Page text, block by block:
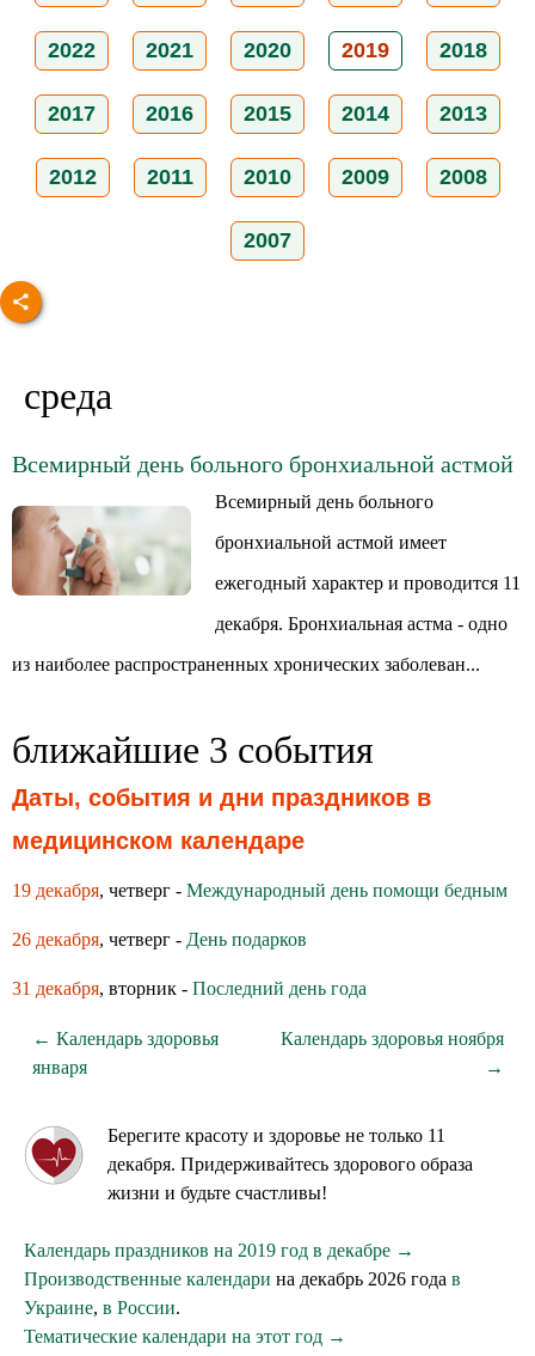
2022 2021 2020 2019 2018
2017 2016 2015 2014 2013
2012 2011 2010 2009 2008
2007
среда
Всемирный день больного бронхиальной астмой
Всемирный день больного
бронхиальной астмой имеет
ежегодный характер и проводится 11
декабря. Бронхиальная астма - одно
из наиболее распространенных хронических заболеван...
ближайшие 3 события
Даты, события и дни праздников в
медицинском календаре
19 декабря, четверг - Международный день помощи бедным
26 декабря, четверг - День подарков
31 декабря, вторник - Последний день года
← Календарь здоровья
января
Календарь здоровья ноября
→
Берегите красоту и здоровье не только 11
декабря. Придерживайтесь здорового образа
жизни и будьте счастливы!
Календарь праздников на 2019 год в декабре →
Производственные календари на декабрь 2026 года в
Украине, в России.
Тематические календари на этот год →